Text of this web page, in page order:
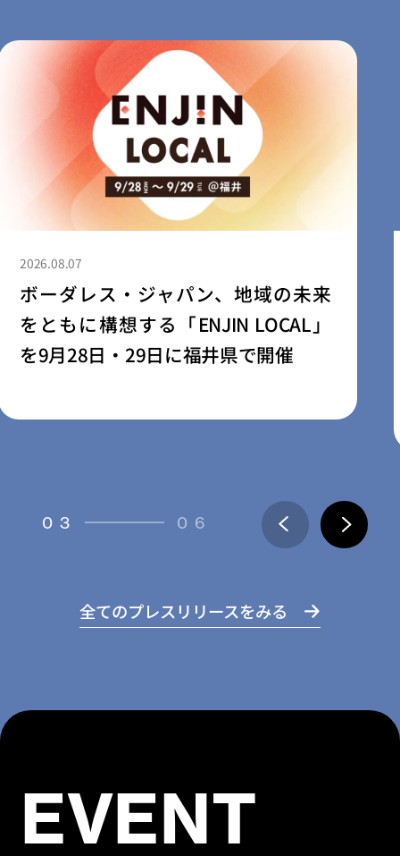
2026.08.04
ふるさと納税forGood、福岡市認定ソ
ーシャルスタートアップ5社によるふ
るさと納税型クラウドファンディン
03 06
全てのプレスリリースをみる
EVENT